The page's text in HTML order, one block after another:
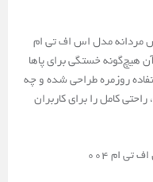
مردانه مدل اس اف تی ام
آن هیچ‌گونه خستگی برای پاها
روزمره طراحی شده و چه
کامل را برای کاربران
ام 004